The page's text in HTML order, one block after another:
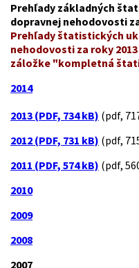
Prehľady základných
dopravnej nehodovosti
Prehľady štatistických
nehodovosti za roky
záložke "kompletná
2014
2013 (PDF, 734 kB) (pdf,
2012 (PDF, 731 kB) (pdf,
2011 (PDF, 574 kB) (pdf,
2010
2009
2008
2007